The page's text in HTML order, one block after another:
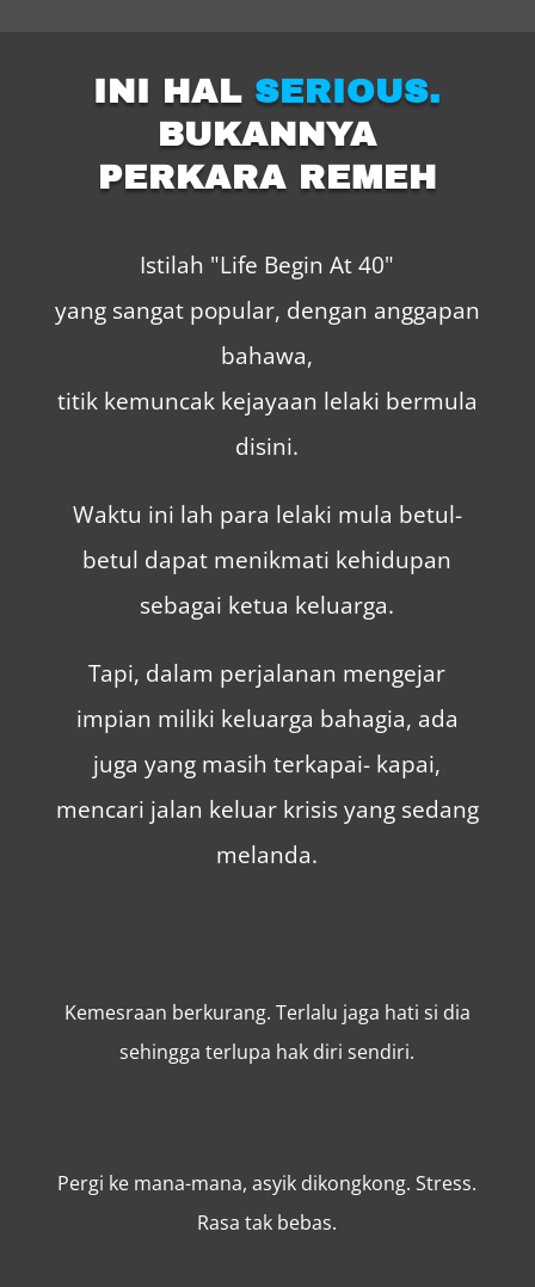
INI HAL SERIOUS.
BUKANNYA
PERKARA REMEH
Istilah "Life Begin At 40"
yang sangat popular, dengan anggapan
bahawa,
titik kemuncak kejayaan lelaki bermula
disini.
Waktu ini lah para lelaki mula betul-
betul dapat menikmati kehidupan
sebagai ketua keluarga.
Tapi, dalam perjalanan mengejar
impian miliki keluarga bahagia, ada
juga yang masih terkapai- kapai,
mencari jalan keluar krisis yang sedang
melanda.
Kemesraan berkurang. Terlalu jaga hati si dia
sehingga terlupa hak diri sendiri.
Pergi ke mana-mana, asyik dikongkong. Stress.
Rasa tak bebas.